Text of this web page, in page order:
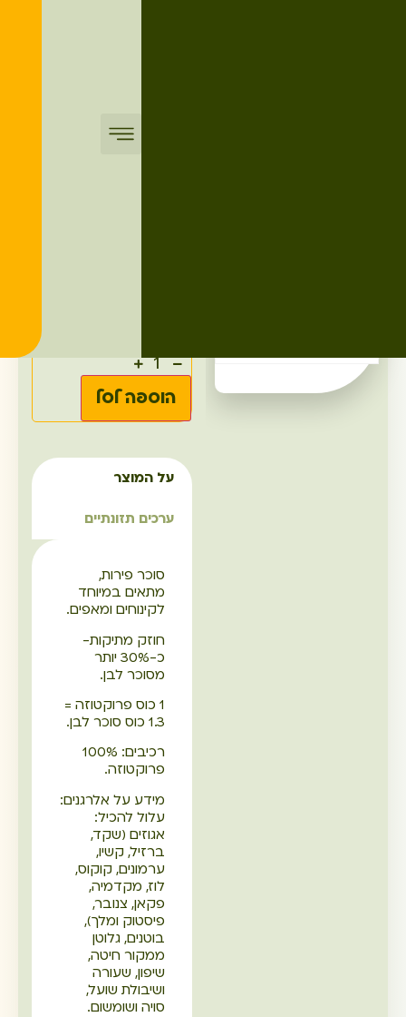
הוספה לסל
על המוצר
ערכים תזונתיים
סוכר פירות,
מתאים במיוחד
לקינוחים ומאפים.
חוזק מתיקות-
כ-30% יותר
מסוכר לבן.
1 כוס פרוקטוזה =
1.3 כוס סוכר לבן.
רכיבים: 100%
פרוקטוזה.
מידע על אלרגנים:
עלול להכיל:
אגוזים (שקד,
ברזיל, קשיו,
ערמונים, קוקוס,
לוז, מקדמיה,
פקאן, צנובר,
פיסטוק ומלך),
בוטנים, גלוטן
ממקור חיטה,
שיפון, שעורה
ושיבולת שועל,
סויה ושומשום.